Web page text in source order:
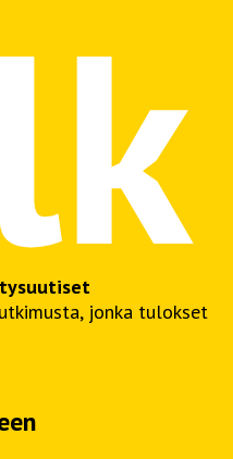
jonka tulokset